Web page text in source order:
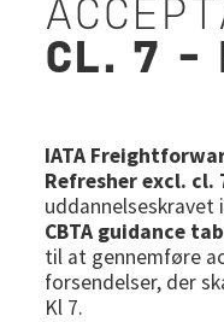
CL. 7 -
IATA
Refresher excl. cl.
uddannelseskravet i
CBTA guidance
til at gennemføre
forsendelser, der
Kl 7.